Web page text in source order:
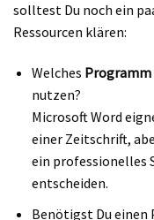
solltest Du noch ein
Ressourcen klären:
Welches Programm
nutzen?
Microsoft Word
einer Zeitschrift,
ein professionelles
entscheiden.
Benötigst Du einen